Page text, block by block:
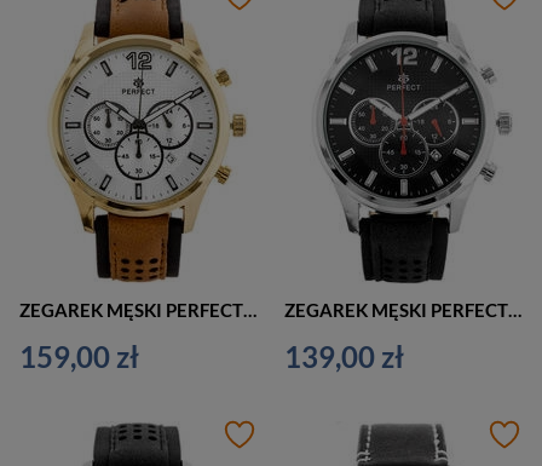
159,00 zł 139,00 zł